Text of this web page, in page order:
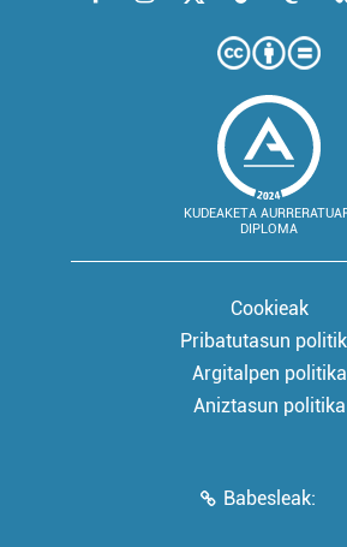
KUDEAKETA
DIPLOMA
Cookieak
Pribatutasun
Argitalpen politika
Aniztasun politika
Babesleak: